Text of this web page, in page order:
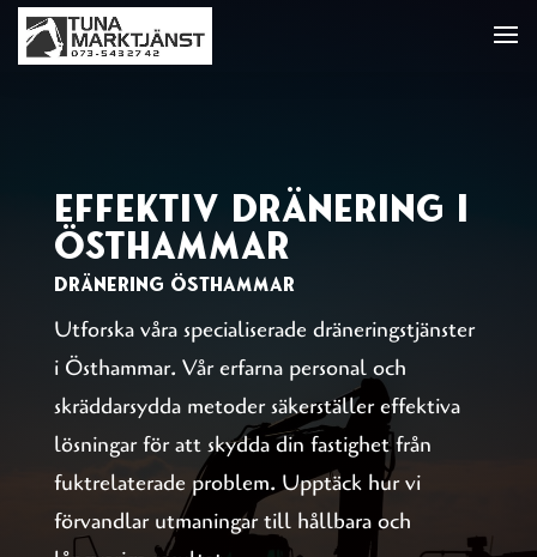
Effektiv Dränering i
Östhammar
Dränering Östhammar
Utforska våra specialiserade dräneringstjänster
i Östhammar. Vår erfarna personal och
skräddarsydda metoder säkerställer effektiva
lösningar för att skydda din fastighet från
fuktrelaterade problem. Upptäck hur vi
förvandlar utmaningar till hållbara och